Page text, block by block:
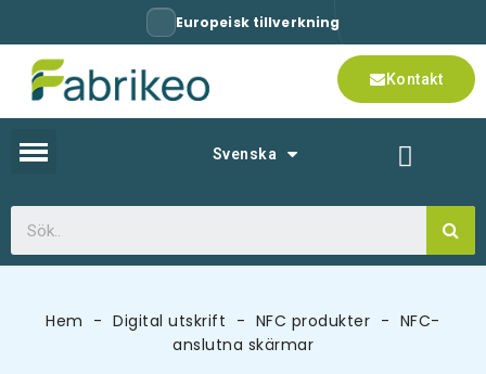
Europeisk tillverkning
Kontakt
Svenska
Hem Digital utskrift NFC produkter
NFC-
anslutna skärmar